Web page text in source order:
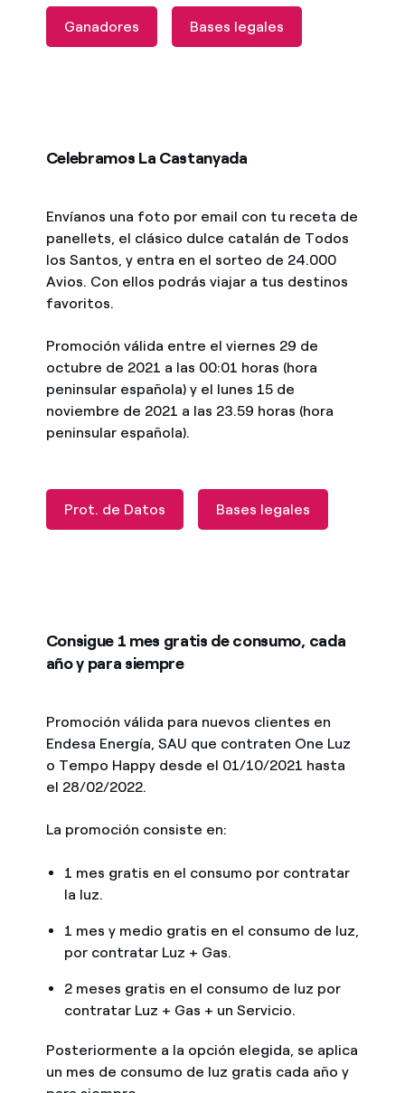
Ganadores Bases legales
Celebramos La Castanyada
Envíanos una foto por email con tu receta de
panellets, el clásico dulce catalán de Todos
los Santos, y entra en el sorteo de 24.000
Avios. Con ellos podrás viajar a tus destinos
favoritos.
Promoción válida entre el viernes 29 de
octubre de 2021 a las 00:01 horas (hora
peninsular española) y el lunes 15 de
noviembre de 2021 a las 23.59 horas (hora
peninsular española).
Prot. de Datos Bases legales
Consigue 1 mes gratis de consumo, cada
año y para siempre
Promoción válida para nuevos clientes en
Endesa Energía, SAU que contraten One Luz
o Tempo Happy desde el 01/10/2021 hasta
el 28/02/2022.
La promoción consiste en:
1 mes gratis en el consumo por contratar
la luz.
1 mes y medio gratis en el consumo de luz,
por contratar Luz + Gas.
2 meses gratis en el consumo de luz por
contratar Luz + Gas + un Servicio.
Posteriormente a la opción elegida, se aplica
un mes de consumo de luz gratis cada año y